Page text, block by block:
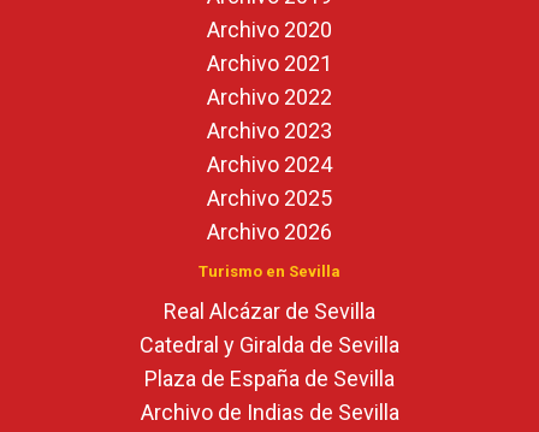
Archivo 2020
Archivo 2021
Archivo 2022
Archivo 2023
Archivo 2024
Archivo 2025
Archivo 2026
Turismo en Sevilla
Real Alcázar de Sevilla
Catedral y Giralda de Sevilla
Plaza de España de Sevilla
Archivo de Indias de Sevilla